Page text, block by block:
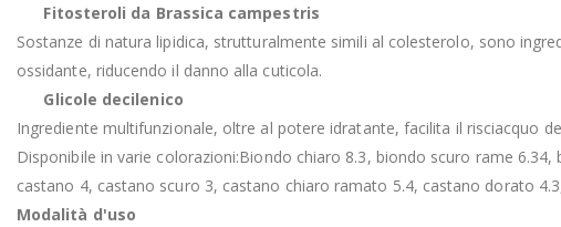
Fitosteroli da Brassica campestris
Sostanze di natura lipidica, strutturalmente simili al colesterolo, sono
ossidante, riducendo il danno alla cuticola.
Glicole decilenico
Ingrediente multifunzionale, oltre al potere idratante, facilita il risciacquo
Disponibile in varie colorazioni:Biondo chiaro 8.3, biondo scuro rame
castano 4, castano scuro 3, castano chiaro ramato 5.4, castano dorato
Modalità d'uso